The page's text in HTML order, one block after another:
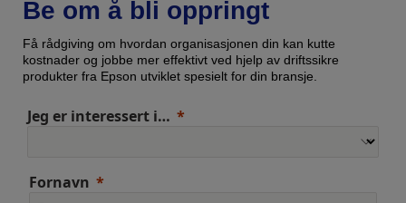
Be om å bli oppringt
Få rådgiving om hvordan organisasjonen din kan kutte
kostnader og jobbe mer effektivt ved hjelp av driftssikre
produkter fra Epson utviklet spesielt for din bransje.
Jeg er interessert i…
Fornavn